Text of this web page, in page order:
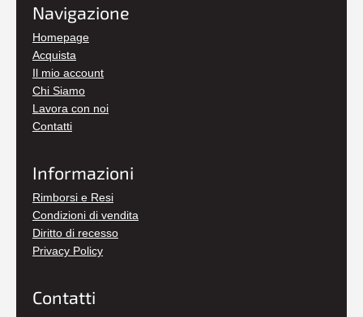
Navigazione
Homepage
Acquista
Il mio account
Chi Siamo
Lavora con noi
Contatti
Informazioni
Rimborsi e Resi
Condizioni di vendita
Diritto di recesso
Privacy Policy
Contatti